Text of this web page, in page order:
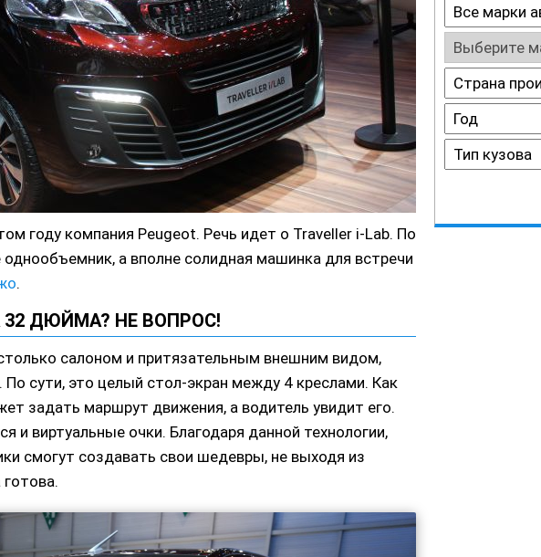
году компания Peugeot. Речь идет о Traveller i-Lab. По
а вполне солидная машинка для встречи
.
ДЮЙМА? НЕ ВОПРОС!
салоном и притязательным внешним видом,
сути, это целый стол-экран между 4 креслами. Как
задать маршрут движения, а водитель увидит его.
виртуальные очки. Благодаря данной технологии,
смогут создавать свои шедевры, не выходя из